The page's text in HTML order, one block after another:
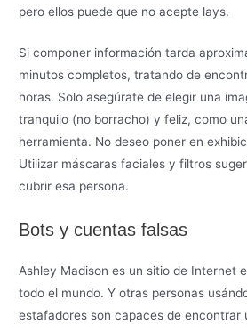
pero ellos puede que no acepte lays.
Si componer información tarda
minutos completos, tratando de
horas. Solo asegúrate de elegir una
tranquilo (no borracho) y feliz, como
herramienta. No deseo poner en
Utilizar máscaras faciales y filtros
cubrir esa persona.
Bots y cuentas falsas
Ashley Madison es un sitio de Internet
todo el mundo. Y otras personas
estafadores son capaces de encontrar